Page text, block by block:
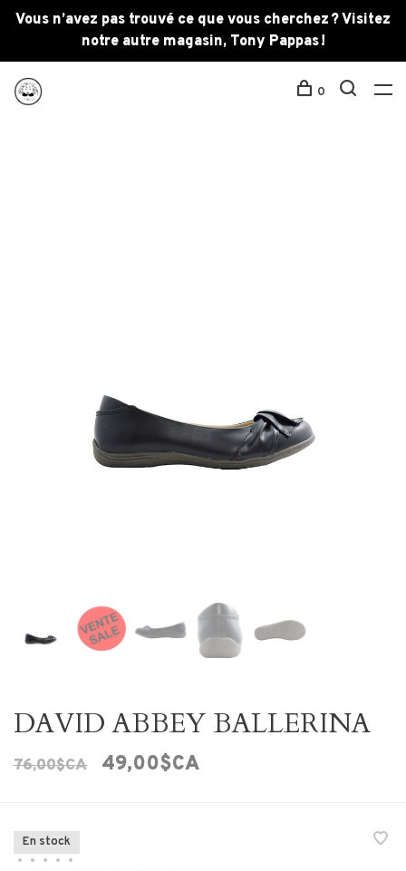
Vous n’avez pas trouvé ce que vous cherchez ? Visitez
notre autre magasin, Tony Pappas !
0
DAVID ABBEY BALLERINA
76,00$CA 49,00$CA
En stock
•
• • •
•